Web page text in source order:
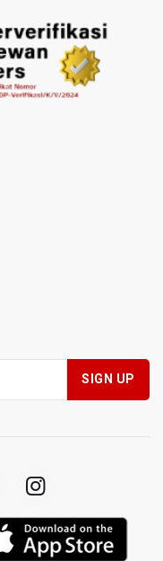
Menang
Jakarta
Gagal Tembus
Buku Ajar
Ditutup karena